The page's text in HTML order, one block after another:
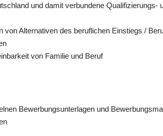
und damit verbundene
von Alternativen des beruflichen Einstiegs /
von Familie und Beruf
Bewerbungsunterlagen und